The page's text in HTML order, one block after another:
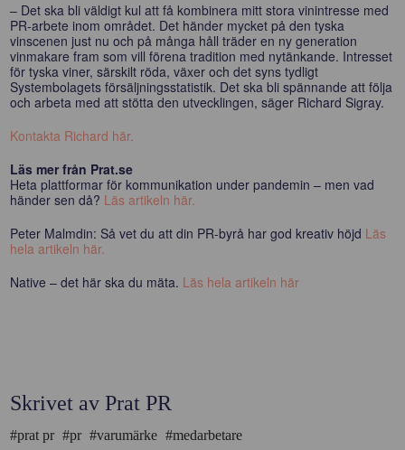
– Det ska bli väldigt kul att få kombinera mitt stora vinintresse med
PR-arbete inom området. Det händer mycket på den tyska
vinscenen just nu och på många håll träder en ny generation
vinmakare fram som vill förena tradition med nytänkande. Intresset
för tyska viner, särskilt röda, växer och det syns tydligt
Systembolagets försäljningsstatistik. Det ska bli spännande att följa
och arbeta med att stötta den utvecklingen, säger Richard Sigray.
Kontakta Richard här.
Läs mer från Prat.se
Heta plattformar för kommunikation under pandemin – men vad
händer sen då? Läs artikeln här.
Peter Malmdin: Så vet du att din PR-byrå har god kreativ höjd Läs
hela artikeln här.
Native – det här ska du mäta. Läs hela artikeln här
Skrivet av Prat PR
#prat pr #pr #varumärke #medarbetare